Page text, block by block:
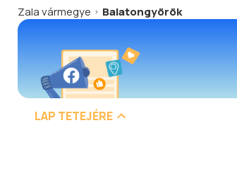
Zala vármegye
Balatongyörök
LAP TETEJÉRE